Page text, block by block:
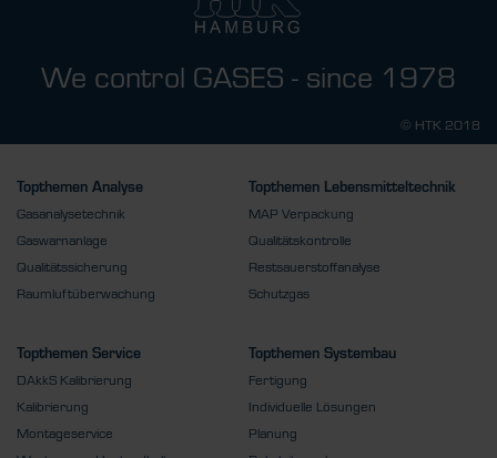
We control GASES - since 1978
© HTK 2018
Topthemen Analyse
Gasanalysetechnik
Gaswarnanlage
Qualitätssicherung
Raumluftüberwachung
Topthemen Lebensmitteltechnik
MAP Verpackung
Qualitätskontrolle
Restsauerstoffanalyse
Schutzgas
Topthemen Service
DAkkS Kalibrierung
Kalibrierung
Montageservice
Topthemen Systembau
Fertigung
Individuelle Lösungen
Planung